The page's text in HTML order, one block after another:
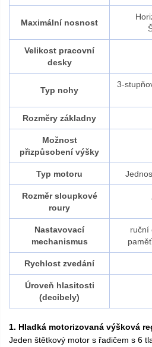
Maximální nosnost
Velikost pracovní
desky
Typ nohy
Rozměry základny
Možnost
přizpůsobení výšky
Typ motoru
Rozměr sloupkové
roury
Nastavovací
mechanismus
ruční
Rychlost zvedání
Úroveň hlasitosti
(decibely)
1. Hladká motorizovaná výšková
Jeden štětkový motor s řadičem s 6